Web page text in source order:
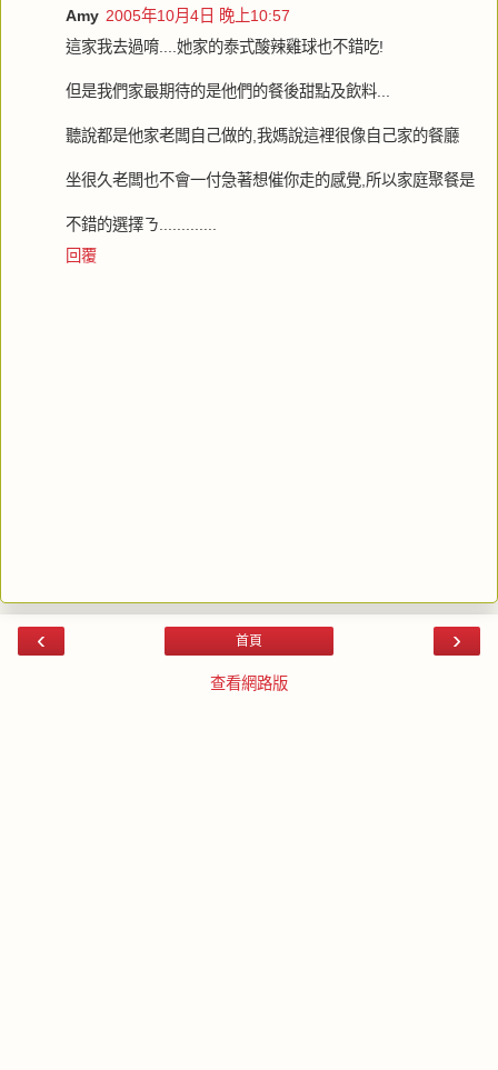
Amy 2005年10月4日 晚上10:57
這家我去過唷....她家的泰式酸辣雞球也不錯吃!
但是我們家最期待的是他們的餐後甜點及飲料...
聽說都是他家老闆自己做的,我媽說這裡很像自己家的餐廳
坐很久老闆也不會一付急著想催你走的感覺,所以家庭聚餐是
不錯的選擇ㄋ.............
回覆
‹ ›
首頁
查看網路版